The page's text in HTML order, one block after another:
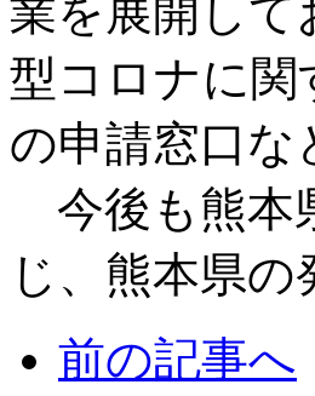
業を展開して
型コロナに関
の申請窓口な
今後も熊本
じ、熊本県
前の記事へ